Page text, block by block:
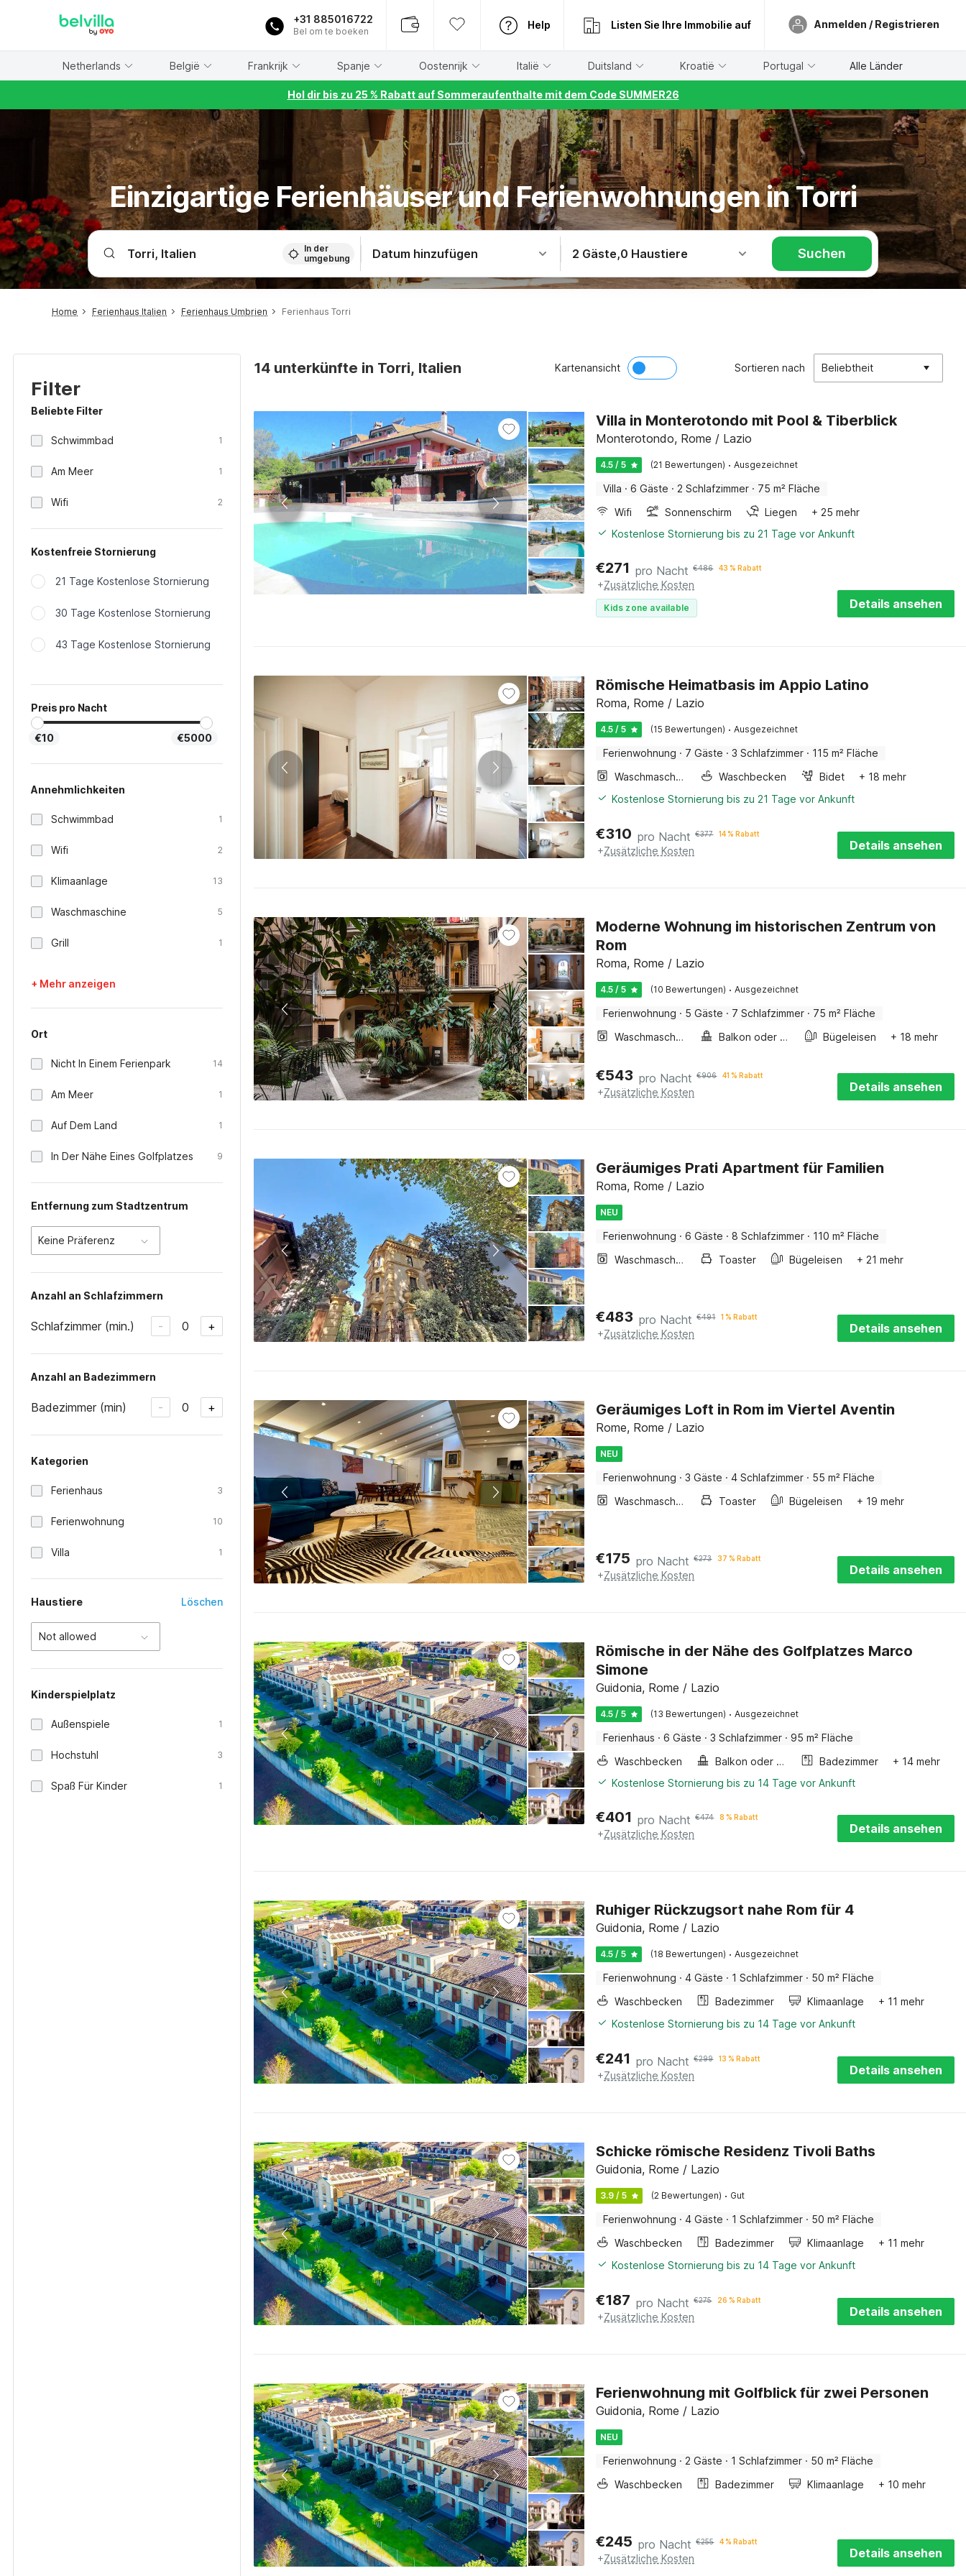
+31 885016722
Bel om te boeken
Help Listen Sie Ihre Immobilie auf Anmelden / Registrieren
Netherlands België Frankrijk Spanje Oostenrijk Italië Duitsland Kroatië Portugal Alle Länder
Hol dir bis zu 25 % Rabatt auf Sommeraufenthalte mit dem Code SUMMER26
Einzigartige Ferienhäuser und Ferienwohnungen in Torri
In der
umgebung
Datum hinzufügen 2 Gäste,0 Haustiere Suchen
Home Ferienhaus Italien Ferienhaus Umbrien Ferienhaus Torri
Filter
Beliebte Filter
Schwimmbad 1
Am Meer 1
Wifi 2
Kostenfreie Stornierung
21 Tage Kostenlose Stornierung
30 Tage Kostenlose Stornierung
43 Tage Kostenlose Stornierung
Preis pro Nacht
€10 €5000
Annehmlichkeiten
Schwimmbad 1
Wifi 2
Klimaanlage 13
Waschmaschine 5
Grill 1
+ Mehr anzeigen
Ort
Nicht In Einem Ferienpark 14
Am Meer 1
Auf Dem Land 1
In Der Nähe Eines Golfplatzes 9
Entfernung zum Stadtzentrum
Keine Präferenz
Anzahl an Schlafzimmern
Schlafzimmer (min.) - 0 +
Anzahl an Badezimmern
Badezimmer (min) - 0 +
Kategorien
Ferienhaus 3
Ferienwohnung 10
Villa 1
Haustiere Löschen
Not allowed
Kinderspielplatz
Außenspiele 1
Hochstuhl 3
Spaß Für Kinder 1
14 unterkünfte in Torri, Italien Kartenansicht Sortieren nach Beliebtheit
Villa in Monterotondo mit Pool & Tiberblick
Monterotondo, Rome / Lazio
4.5 / 5 (21 Bewertungen) · Ausgezeichnet
Villa · 6 Gäste · 2 Schlafzimmer · 75 m² Fläche
Wifi
Sonnenschirm Liegen
+ 25 mehr
Kostenlose Stornierung bis zu 21 Tage vor Ankunft
€271 pro Nacht €486 43 % Rabatt
+Zusätzliche Kosten
Kids zone available Details ansehen
Römische Heimatbasis im Appio Latino
Roma, Rome / Lazio
4.5 / 5 (15 Bewertungen) · Ausgezeichnet
Ferienwohnung · 7 Gäste · 3 Schlafzimmer · 115 m² Fläche
Waschmaschine
Waschbecken Bidet
+ 18 mehr
Kostenlose Stornierung bis zu 21 Tage vor Ankunft
€310 pro Nacht €377 14 % Rabatt
+Zusätzliche Kosten Details ansehen
Moderne Wohnung im historischen Zentrum von
Rom
Roma, Rome / Lazio
4.5 / 5 (10 Bewertungen) · Ausgezeichnet
Ferienwohnung · 5 Gäste · 7 Schlafzimmer · 75 m² Fläche
Waschmaschine
Balkon oder terrasse Bügeleisen + 18 mehr
€543 pro Nacht €906 41 % Rabatt
+Zusätzliche Kosten Details ansehen
Geräumiges Prati Apartment für Familien
Roma, Rome / Lazio
NEU
Ferienwohnung · 6 Gäste · 8 Schlafzimmer · 110 m² Fläche
Waschmaschine
Toaster Bügeleisen + 21 mehr
€483 pro Nacht €491 1 % Rabatt
+Zusätzliche Kosten Details ansehen
Geräumiges Loft in Rom im Viertel Aventin
Rome, Rome / Lazio
NEU
Ferienwohnung · 3 Gäste · 4 Schlafzimmer · 55 m² Fläche
Waschmaschine
Toaster Bügeleisen + 19 mehr
€175 pro Nacht €273 37 % Rabatt
+Zusätzliche Kosten Details ansehen
Römische in der Nähe des Golfplatzes Marco
Simone
Guidonia, Rome / Lazio
4.5 / 5 (13 Bewertungen) · Ausgezeichnet
Ferienhaus · 6 Gäste · 3 Schlafzimmer · 95 m² Fläche
Waschbecken
Balkon oder terrasse Badezimmer
+ 14 mehr
Kostenlose Stornierung bis zu 14 Tage vor Ankunft
€401 pro Nacht €474 8 % Rabatt
+Zusätzliche Kosten Details ansehen
Ruhiger Rückzugsort nahe Rom für 4
Guidonia, Rome / Lazio
4.5 / 5 (18 Bewertungen) · Ausgezeichnet
Ferienwohnung · 4 Gäste · 1 Schlafzimmer · 50 m² Fläche
Waschbecken
Badezimmer Klimaanlage
+ 11 mehr
Kostenlose Stornierung bis zu 14 Tage vor Ankunft
€241 pro Nacht €299 13 % Rabatt
+Zusätzliche Kosten Details ansehen
Schicke römische Residenz Tivoli Baths
Guidonia, Rome / Lazio
3.9 / 5 (2 Bewertungen) · Gut
Ferienwohnung · 4 Gäste · 1 Schlafzimmer · 50 m² Fläche
Waschbecken
Badezimmer Klimaanlage
+ 11 mehr
Kostenlose Stornierung bis zu 14 Tage vor Ankunft
€187 pro Nacht €275 26 % Rabatt
+Zusätzliche Kosten Details ansehen
Ferienwohnung mit Golfblick für zwei Personen
Guidonia, Rome / Lazio
NEU
Ferienwohnung · 2 Gäste · 1 Schlafzimmer · 50 m² Fläche
Waschbecken
Badezimmer Klimaanlage + 10 mehr
€245 pro Nacht €255 4 % Rabatt
+Zusätzliche Kosten Details ansehen